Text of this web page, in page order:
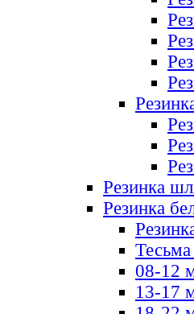
Резинка
Резинка
08-12
13-17